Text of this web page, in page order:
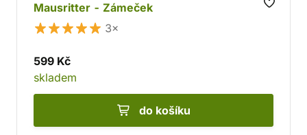
Mausritter - Zámeček
3×
599 Kč
skladem
do košíku